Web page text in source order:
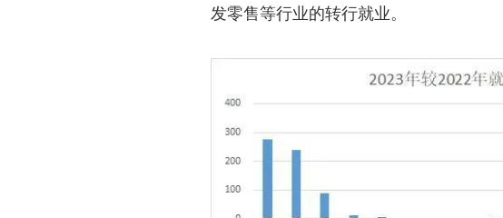
发零售等行业的转行就业。